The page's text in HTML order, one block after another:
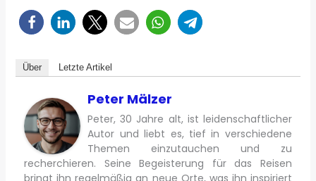
Über Letzte Artikel
Peter Mälzer
Peter, 30 Jahre alt, ist leidenschaftlicher
Autor und liebt es, tief in verschiedene
Themen einzutauchen und zu
recherchieren. Seine Begeisterung für das Reisen
bringt ihn regelmäßig an neue Orte, was ihn inspiriert